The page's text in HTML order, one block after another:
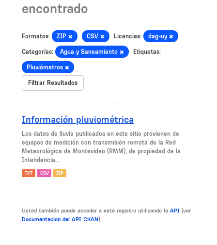
encontrado
Formatos: ZIP CSV Licencias: dag-uy
Categorías: Agua y Saneamiento Etiquetas:
Pluviómetros
Filtrar Resultados
Información pluviométrica
Los datos de lluvia publicados en este sitio provienen de
equipos de medición con transmisión remota de la Red
Meteorológica de Montevideo (RMM), de propiedad de la
Intendencia...
TXT CSV ZIP
Usted también puede acceder a este registro utilizando la API (ver
Documentacion del API CKAN).